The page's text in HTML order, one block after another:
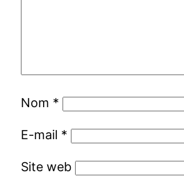
Nom *
E-mail *
Site web